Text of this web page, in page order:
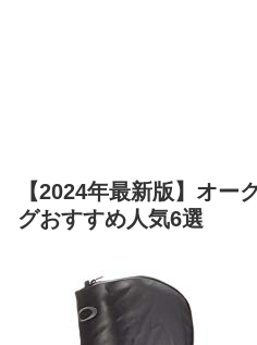
【2024年最新版】オー
グおすすめ人気6選